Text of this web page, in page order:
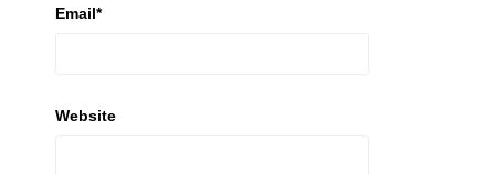
Email*
Website